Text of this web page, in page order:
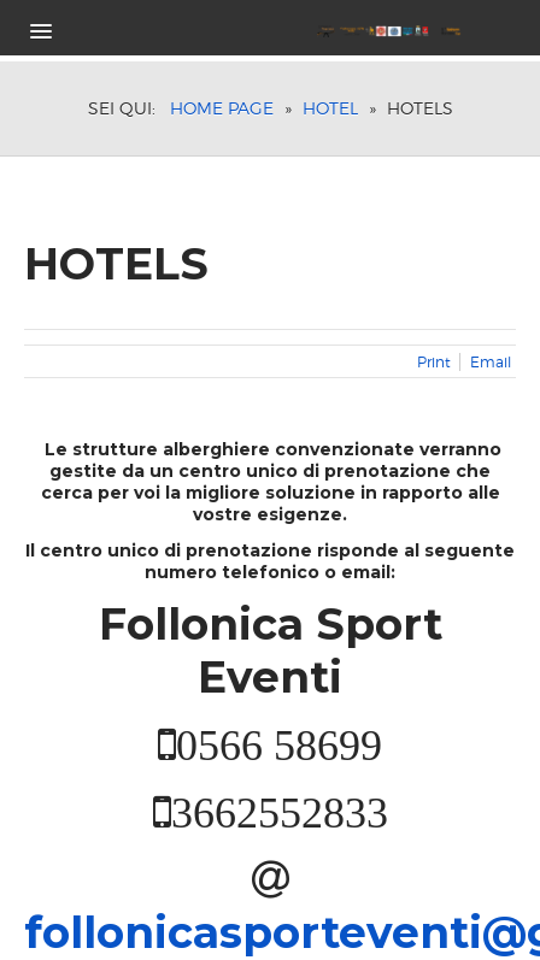
PROGRAMMA GARA
HOTEL
EDIZIONI PRECEDENTI
2018 FOLLONICA
2014 FIRENZE
COMITATO ORGANIZZATORE
SEI QUI: HOME PAGE » HOTEL » HOTELS
HOTELS
Print Email
Le strutture alberghiere convenzionate verranno
gestite da un centro unico di prenotazione che
cerca per voi la migliore soluzione in rapporto alle
vostre esigenze.
Il centro unico di prenotazione risponde al seguente
numero telefonico o email:
Follonica Sport
Eventi
0566 58699
3662552833